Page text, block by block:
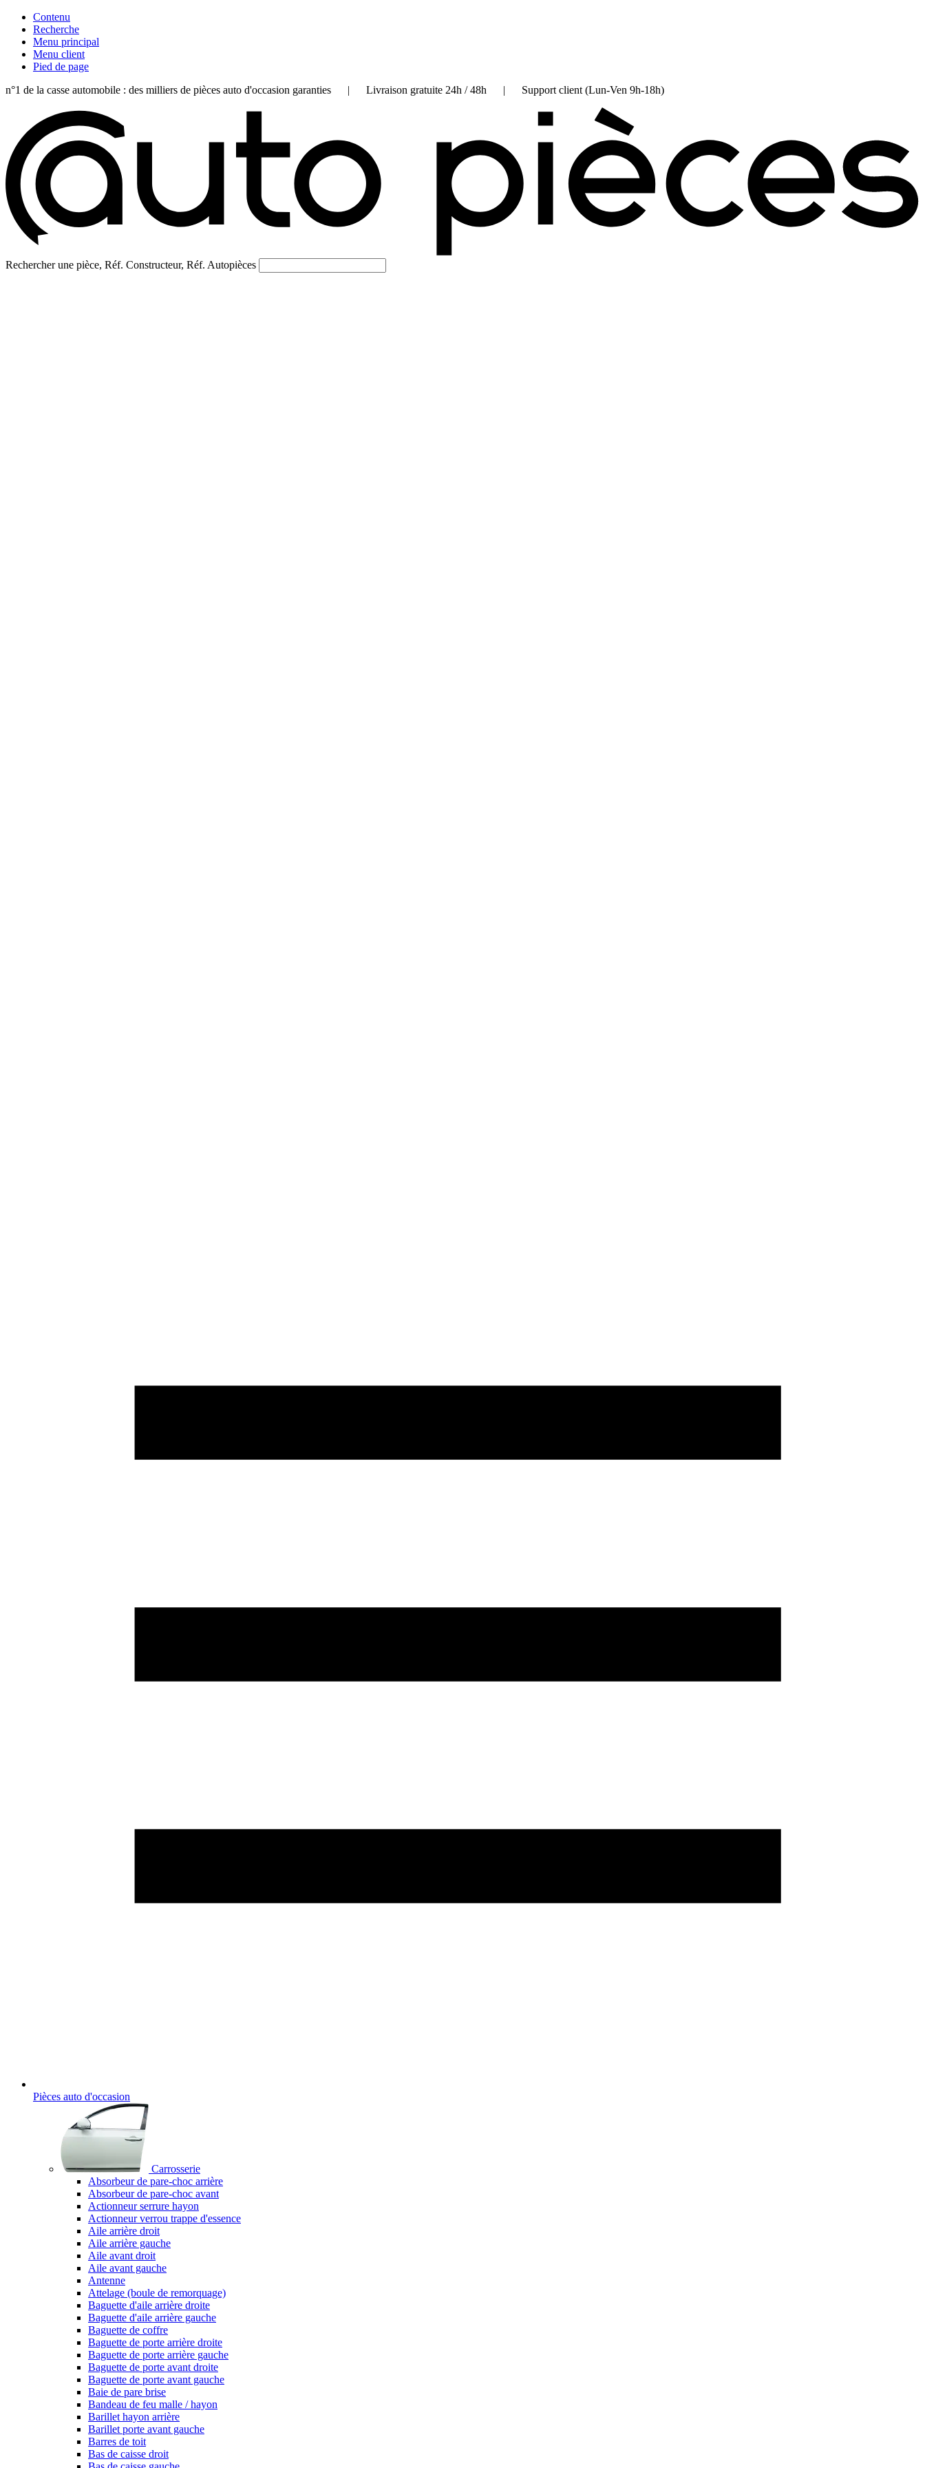
Contenu
Recherche
Menu principal
Menu client
Pied de page
n°1 de la casse automobile : des milliers de pièces auto d'occasion garanties | Livraison gratuite 24h / 48h | Support client (Lun-Ven 9h-18h)
Rechercher une pièce, Réf. Constructeur, Réf. Autopièces
Pièces auto d'occasion
Carrosserie
Absorbeur de pare-choc arrière
Absorbeur de pare-choc avant
Actionneur serrure hayon
Actionneur verrou trappe d'essence
Aile arrière droit
Aile arrière gauche
Aile avant droit
Aile avant gauche
Antenne
Attelage (boule de remorquage)
Baguette d'aile arrière droite
Baguette d'aile arrière gauche
Baguette de coffre
Baguette de porte arrière droite
Baguette de porte arrière gauche
Baguette de porte avant droite
Baguette de porte avant gauche
Baie de pare brise
Bandeau de feu malle / hayon
Barillet hayon arrière
Barillet porte avant gauche
Barres de toit
Bas de caisse droit